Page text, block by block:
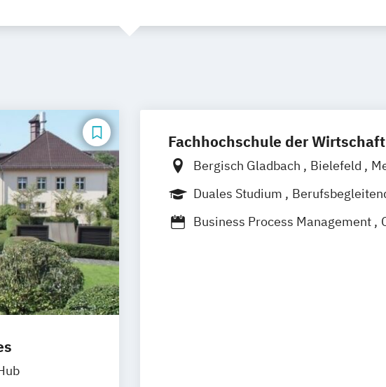
Fachhochschule der Wirtschaft
Bergisch Gladbach Bielefeld
Marburg
Duales Studium
Business Process Management